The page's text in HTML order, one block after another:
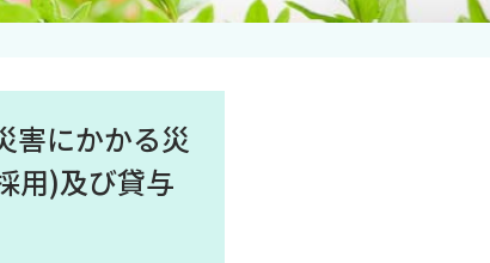
キャンパス紹介
害にかかる災
用)及び貸与